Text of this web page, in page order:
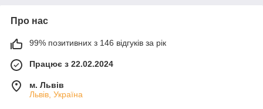
Про нас
99% позитивних з 146 відгуків за рік
Працює з 22.02.2024
м. Львів
Львів, Україна